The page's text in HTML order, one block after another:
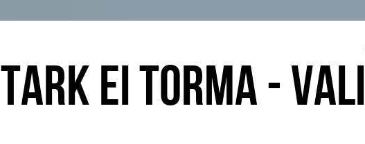
tark ei torma - vali